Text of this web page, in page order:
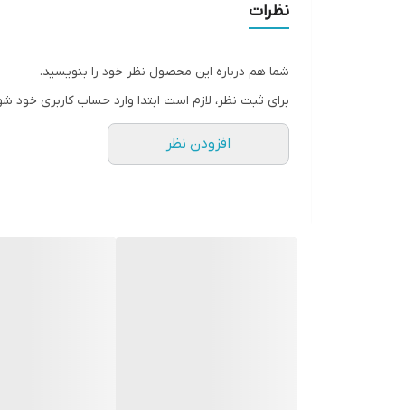
نظرات
شما هم درباره این محصول نظر خود را بنویسید.
برای ثبت نظر، لازم است ابتدا وارد حساب کاربری خود
افزودن نظر